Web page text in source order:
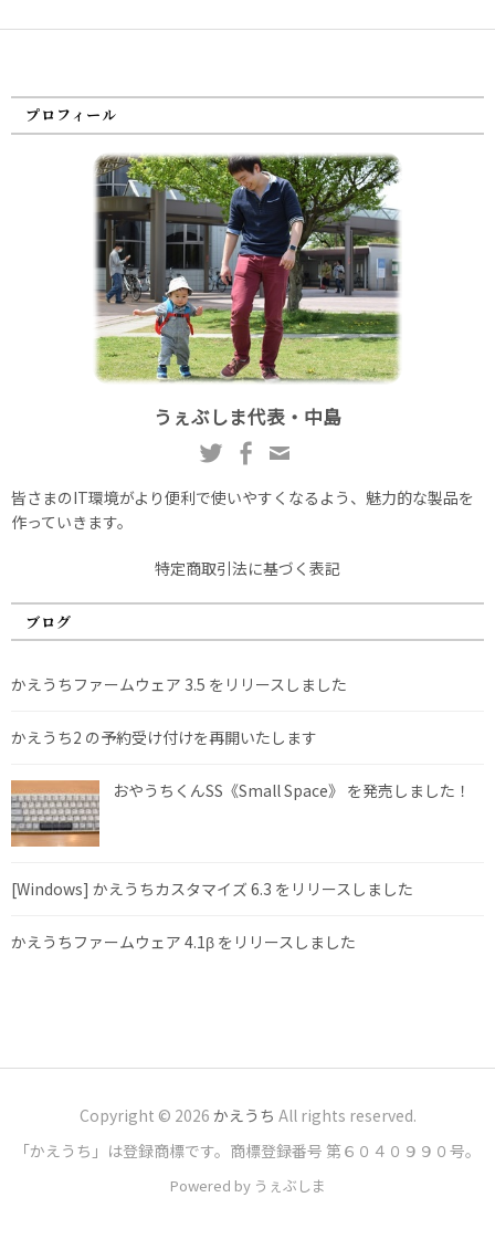
プロフィール
うぇぶしま代表・中島
皆さまのIT環境がより便利で使いやすくなるよう、魅力的な製品を
作っていきます。
特定商取引法に基づく表記
ブログ
かえうちファームウェア 3.5 をリリースしました
かえうち2 の予約受け付けを再開いたします
おやうちくんSS《Small Space》 を発売しました！
[Windows] かえうちカスタマイズ 6.3 をリリースしました
かえうちファームウェア 4.1β をリリースしました
Copyright © 2026 かえうち All rights reserved.
「かえうち」は登録商標です。商標登録番号 第６０４０９９０号。
Powered by うぇぶしま